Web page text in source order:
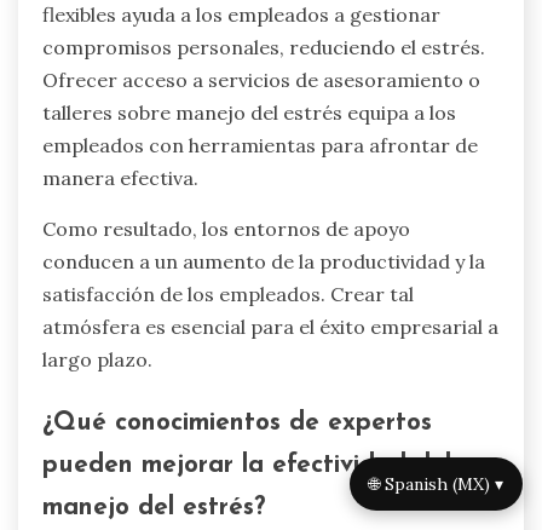
flexibles ayuda a los empleados a gestionar
compromisos personales, reduciendo el estrés.
Ofrecer acceso a servicios de asesoramiento o
talleres sobre manejo del estrés equipa a los
empleados con herramientas para afrontar de
manera efectiva.
Como resultado, los entornos de apoyo
conducen a un aumento de la productividad y la
satisfacción de los empleados. Crear tal
atmósfera es esencial para el éxito empresarial a
largo plazo.
¿Qué conocimientos de expertos
pueden mejorar la efectividad del
manejo del estrés?
🌐 Spanish (MX) ▾